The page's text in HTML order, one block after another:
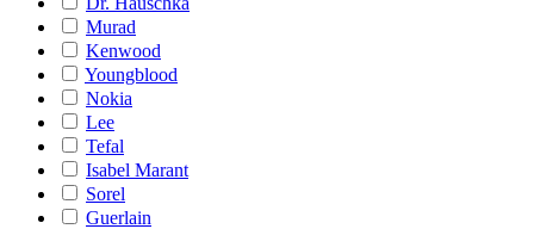
Murad
Kenwood
Youngblood
Nokia
Lee
Tefal
Isabel Marant
Sorel
Guerlain